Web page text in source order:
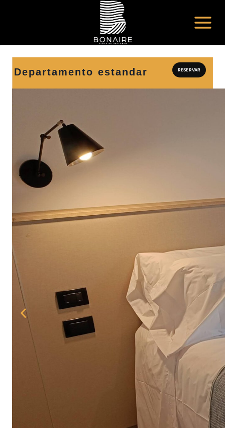
Departamento estandar RESERVAR